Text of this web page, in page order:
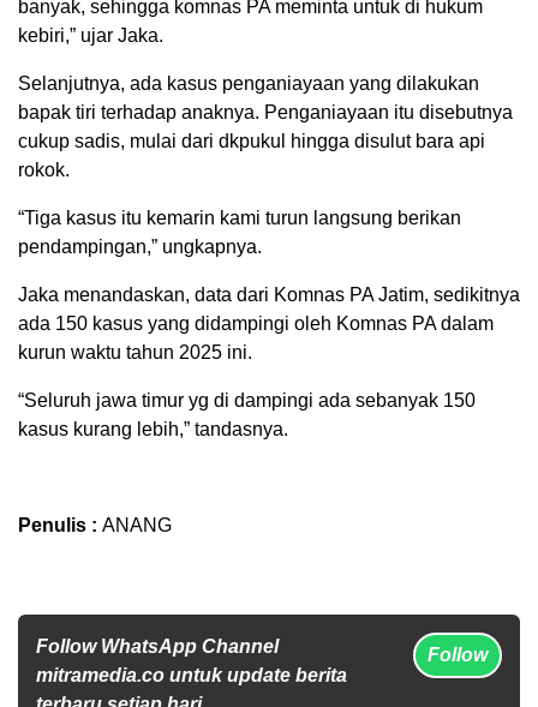
banyak, sehingga komnas PA meminta untuk di hukum
kebiri,” ujar Jaka.
Selanjutnya, ada kasus penganiayaan yang dilakukan
bapak tiri terhadap anaknya. Penganiayaan itu disebutnya
cukup sadis, mulai dari dkpukul hingga disulut bara api
rokok.
“Tiga kasus itu kemarin kami turun langsung berikan
pendampingan,” ungkapnya.
Jaka menandaskan, data dari Komnas PA Jatim, sedikitnya
ada 150 kasus yang didampingi oleh Komnas PA dalam
kurun waktu tahun 2025 ini.
“Seluruh jawa timur yg di dampingi ada sebanyak 150
kasus kurang lebih,” tandasnya.
Penulis : ANANG
Follow WhatsApp Channel
mitramedia.co untuk update berita
Follow